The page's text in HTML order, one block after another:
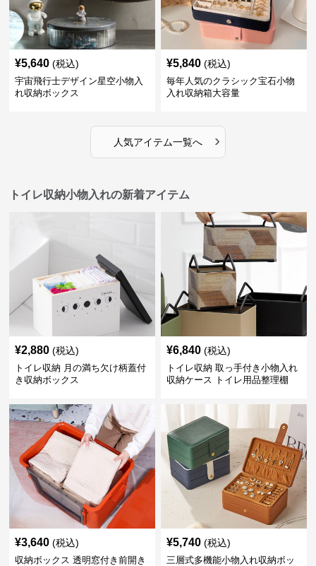
¥5,640 (税込)
宇宙飛行士デザイン星空小物入
れ収納ボックス
¥5,840 (税込)
毎年人気のクラシック宝石小物
入れ収納箱大容量
人気アイテム一覧へ ›
トイレ収納小物入れの新着アイテム
¥2,880 (税込)
トイレ収納 月の満ち欠け柄蓋付
き収納ボックス
¥6,840 (税込)
トイレ収納 取っ手付き小物入れ
収納ケース トイレ用品整理棚
¥3,640 (税込)
収納ボックス 透明窓付き前開き
¥5,740 (税込)
三層式多機能小物入れ収納ボッ